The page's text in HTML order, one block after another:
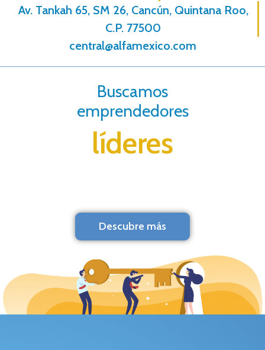
Av. Tankah 65, SM 26, Cancún, Quintana Roo,
C.P. 77500
central@alfamexico.com
Buscamos
emprendedores
líderes
Descubre más